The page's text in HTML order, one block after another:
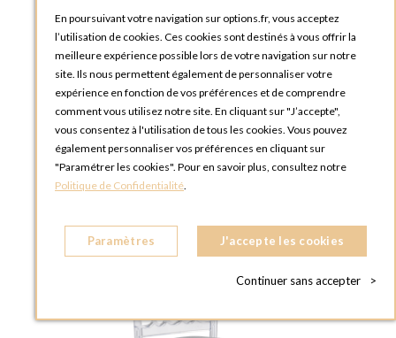
AJOUTER AU PANIER
avec galette velours blanche
17,042 € 14,202 €
En poursuivant votre navigation sur options.fr, vous acceptez
l’utilisation de cookies. Ces cookies sont destinés à vous offrir la
meilleure expérience possible lors de votre navigation sur notre
site. Ils nous permettent également de personnaliser votre
expérience en fonction de vos préférences et de comprendre
comment vous utilisez notre site. En cliquant sur "J’accepte",
vous consentez à l'utilisation de tous les cookies. Vous pouvez
également personnaliser vos préférences en cliquant sur
"Paramétrer les cookies". Pour en savoir plus, consultez notre
Politique de Confidentialité.
Paramètres J'accepte les cookies
Continuer sans accepter >